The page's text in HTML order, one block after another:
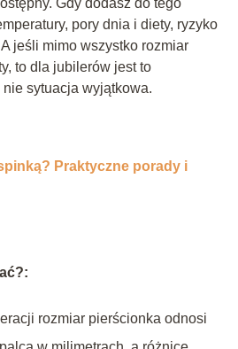
Gdy dodasz do tego
pory dnia i diety, ryzyko
jeśli mimo wszystko rozmiar
to dla jubilerów jest to
nie sytuacja wyjątkowa.
Praktyczne porady i
rozmiar pierścionka odnosi